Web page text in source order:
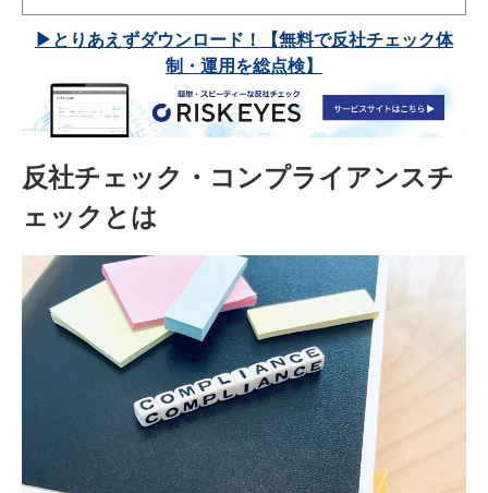
▶とりあえずダウンロード！【無料で反社チェック体
制・運用を総点検】
反社チェック・コンプライアンスチ
ェックとは